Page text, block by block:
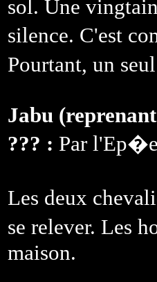
sol. Une
silence. C'est
Pourtant, un
Jabu
??? : Par
Les deux
se relever. Les
maison.